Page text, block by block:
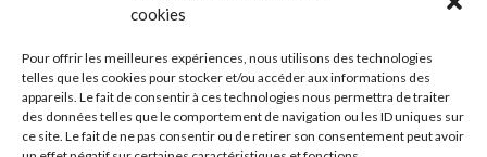
cookies
Pour offrir les meilleures expériences, nous utilisons des technologies
telles que les cookies pour stocker et/ou accéder aux informations des
appareils. Le fait de consentir à ces technologies nous permettra de traiter
des données telles que le comportement de navigation ou les ID uniques sur
ce site. Le fait de ne pas consentir ou de retirer son consentement peut avoir